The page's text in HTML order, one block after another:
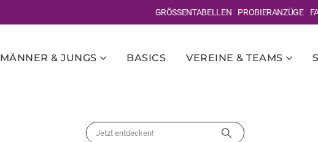
GRÖSSENTABELLEN PROBIERANZÜGE
MÄNNER & JUNGS BASICS VEREINE & TEAMS